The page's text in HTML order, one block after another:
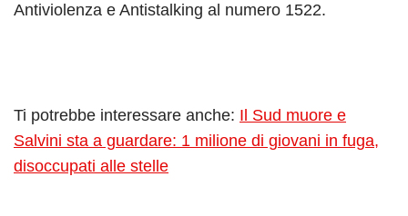
Antiviolenza e Antistalking al numero 1522.
Ti potrebbe interessare anche: Il Sud muore e
Salvini sta a guardare: 1 milione di giovani in fuga,
disoccupati alle stelle